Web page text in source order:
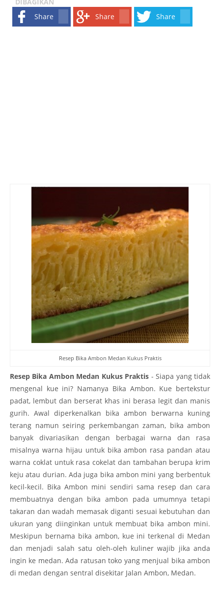
Share
Share Share
Resep Bika Ambon Medan Kukus Praktis
Resep Bika Ambon Medan Kukus Praktis - Siapa yang tidak
mengenal kue ini? Namanya Bika Ambon. Kue bertekstur
padat, lembut dan berserat khas ini berasa legit dan manis
gurih. Awal diperkenalkan bika ambon berwarna kuning
terang namun seiring perkembangan zaman, bika ambon
banyak divariasikan dengan berbagai warna dan rasa
misalnya warna hijau untuk bika ambon rasa pandan atau
warna coklat untuk rasa cokelat dan tambahan berupa krim
keju atau durian. Ada juga bika ambon mini yang berbentuk
kecil-kecil. Bika Ambon mini sendiri sama resep dan cara
membuatnya dengan bika ambon pada umumnya tetapi
takaran dan wadah memasak diganti sesuai kebutuhan dan
ukuran yang diinginkan untuk membuat bika ambon mini.
Meskipun bernama bika ambon, kue ini terkenal di Medan
dan menjadi salah satu oleh-oleh kuliner wajib jika anda
ingin ke medan. Ada ratusan toko yang menjual bika ambon
di medan dengan sentral disekitar Jalan Ambon, Medan.